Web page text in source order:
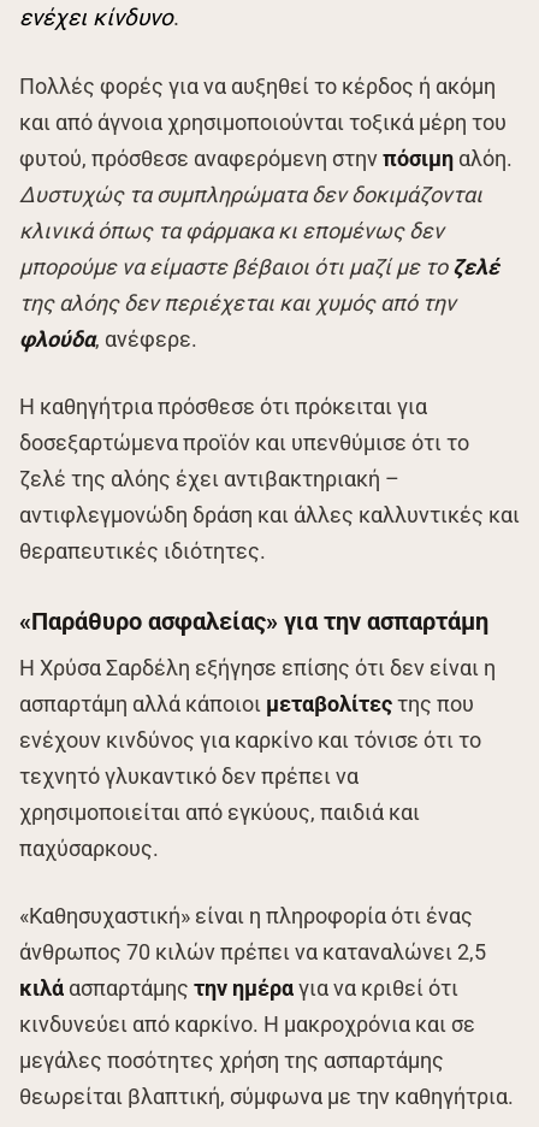
ενέχει κίνδυνο.
Πολλές φορές για να αυξηθεί το κέρδος ή ακόμη
και από άγνοια χρησιμοποιούνται τοξικά μέρη του
φυτού, πρόσθεσε αναφερόμενη στηνπόσιμη αλόη.
Δυστυχώς τα συμπληρώματα δεν δοκιμάζονται
κλινικά όπως τα φάρμακα κι επομένως δεν
μπορούμε να είμαστε βέβαιοι ότι μαζί με τοζελέ
της αλόης δεν περιέχεται και χυμός από την
φλούδα, ανέφερε.
Η καθηγήτρια πρόσθεσε ότι πρόκειται για
δοσεξαρτώμενα προϊόν και υπενθύμισε ότι το
ζελέ της αλόης έχει αντιβακτηριακή –
αντιφλεγμονώδη δράση και άλλες καλλυντικές και
θεραπευτικές ιδιότητες.
«Παράθυρο ασφαλείας» για την ασπαρτάμη
Η Χρύσα Σαρδέλη εξήγησε επίσης ότι δεν είναι η
ασπαρτάμη αλλά κάποιοι μεταβολίτεςτης που
ενέχουν κινδύνος για καρκίνο και τόνισε ότι το
τεχνητό γλυκαντικό δεν πρέπει να
χρησιμοποιείται από εγκύους, παιδιά και
παχύσαρκους.
«Καθησυχαστική» είναι η πληροφορία ότι ένας
άνθρωπος 70 κιλών πρέπει να καταναλώνει 2,5
κιλά ασπαρτάμης την ημέραγια να κριθεί ότι
κινδυνεύει από καρκίνο. Η μακροχρόνια και σε
μεγάλες ποσότητες χρήση της ασπαρτάμης
θεωρείται βλαπτική, σύμφωνα με την καθηγήτρια.